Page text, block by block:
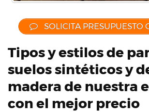
SOLICITA PRESUPUESTO
Tipos y estilos de
suelos sintéticos y
madera de nuestra
con el mejor precio